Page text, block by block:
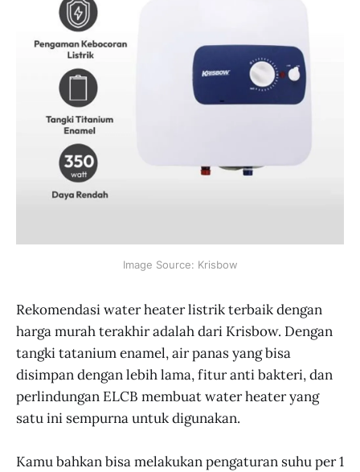
Image Source: Krisbow
Rekomendasi water heater listrik terbaik dengan
harga murah terakhir adalah dari Krisbow. Dengan
tangki tatanium enamel, air panas yang bisa
disimpan dengan lebih lama, fitur anti bakteri, dan
perlindungan ELCB membuat water heater yang
satu ini sempurna untuk digunakan.
Kamu bahkan bisa melakukan pengaturan suhu per 1